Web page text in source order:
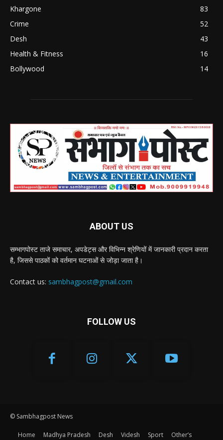
Khargone
83
Crime
52
Desh
43
Health & Fitness
16
Bollywood
14
ABOUT US
सम्भागपोस्ट ताजे समाचार, अपडेट्स और विभिन्न श्रेणियों में जानकारी प्रदान करता
है, जिससे पाठकों को वर्तमान घटनाओं से जोड़ा जाता है।
Contact us: sambhagpost@gmail.com
FOLLOW US
© Sambhagpost News
Home Madhya Pradesh Desh Videsh Sport Other’s